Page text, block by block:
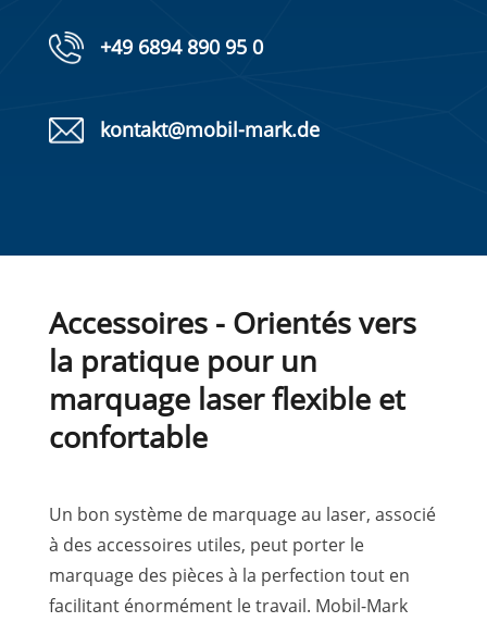
+49 6894 890 95 0
kontakt@mobil-mark.de
Accessoires - Orientés vers
la pratique pour un
marquage laser flexible et
confortable
Un bon système de marquage au laser, associé
à des accessoires utiles, peut porter le
marquage des pièces à la perfection tout en
facilitant énormément le travail. Mobil-Mark